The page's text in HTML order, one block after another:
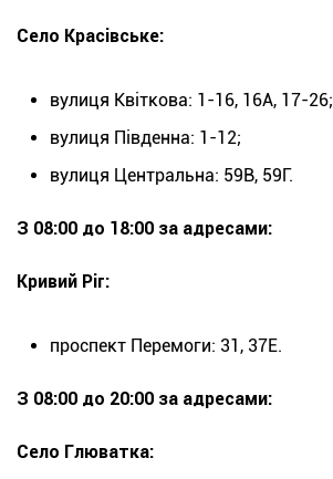
Село Красівське:
вулиця Квіткова: 1-16, 16А, 17-26;
вулиця Південна: 1-12;
вулиця Центральна: 59В, 59Г.
З 08:00 до 18:00 за адресами:
Кривий Ріг:
проспект Перемоги: 31, 37Е.
З 08:00 до 20:00 за адресами:
Село Глюватка: